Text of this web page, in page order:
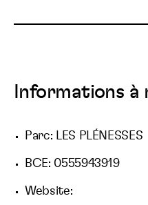
Informations
Parc: LES PLÉNESSES
BCE: 0555943919
Website: